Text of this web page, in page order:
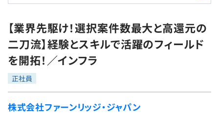
転職成功ガイド
転職エージェント
インタビュー
転職成功ガイド
新卒就活
求人検索
本選考
インターン
新卒エージェント
学習
問題集
4択課題
プログラミング言語
ゲーム・マンガ
【業界先駆け！選択案件数最大と高還元の
二刀流】経験とスキルで活躍のフィールド
を開拓！／インフラ
正社員
株式会社ファーンリッジ・ジャパン